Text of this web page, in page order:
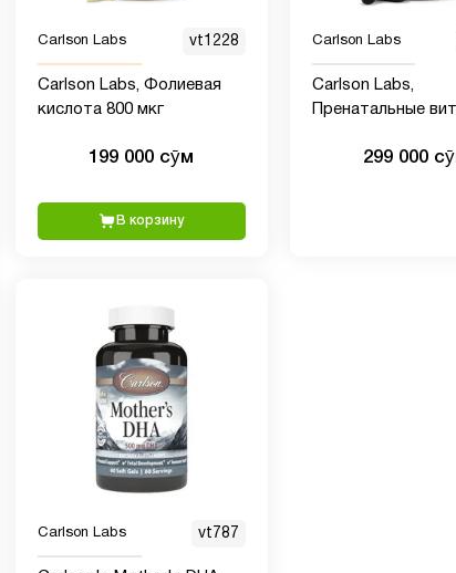
Carlson Labs vt1228
Carlson Labs, Фолиевая
кислота 800 мкг
199 000 сӯм
В корзину
Carlson Labs
Carlson Labs,
Пренатальные
299 000
Carlson Labs vt787